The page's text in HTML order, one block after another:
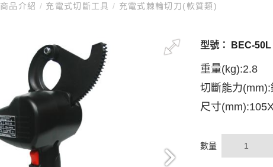
商品介紹 / 充電式切斷工具/ 充電式棘輪切刀(軟質類)
型號： BEC-50L
重量(kg):2.8
切斷能力
尺寸
數量